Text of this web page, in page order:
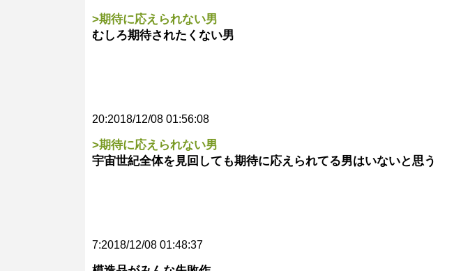
>期待に応えられない男
むしろ期待されたくない男
20:2018/12/08 01:56:08
>期待に応えられない男
宇宙世紀全体を見回しても期待に応えられてる男はいないと思う
7:2018/12/08 01:48:37